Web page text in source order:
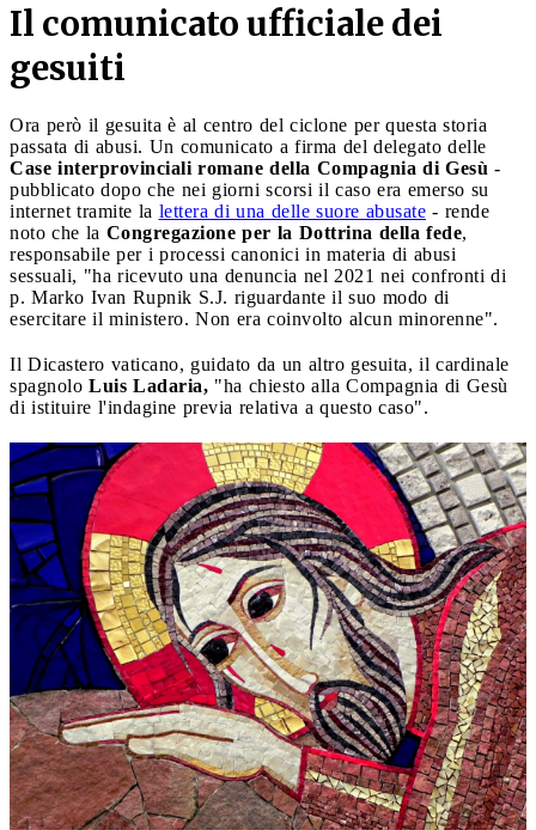
Il comunicato ufficiale dei
gesuiti
Ora però il gesuita è al centro del ciclone per questa storia
passata di abusi. Un comunicato a firma del delegato delle
Case interprovinciali romane della Compagnia di Gesù -
pubblicato dopo che nei giorni scorsi il caso era emerso su
internet tramite la lettera di una delle suore abusate - rende
noto che la Congregazione per la Dottrina della fede,
responsabile per i processi canonici in materia di abusi
sessuali, "ha ricevuto una denuncia nel 2021 nei confronti di
p. Marko Ivan Rupnik S.J. riguardante il suo modo di
esercitare il ministero. Non era coinvolto alcun minorenne".
Il Dicastero vaticano, guidato da un altro gesuita, il cardinale
spagnolo Luis Ladaria, "ha chiesto alla Compagnia di Gesù
di istituire l'indagine previa relativa a questo caso".